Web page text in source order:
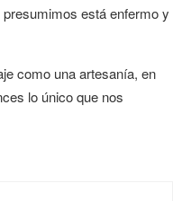
está enfermo y
como una artesanía, en
lo único que nos